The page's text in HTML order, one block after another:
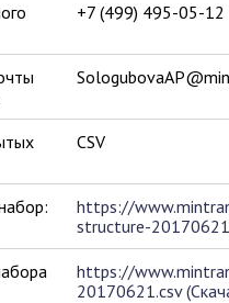
+7 (499) 495-05-12
CSV
https://
structure-
https://
20170621.csv